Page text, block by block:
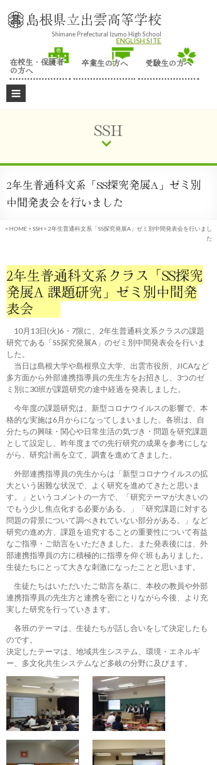
content 島根県立出雲高等学校
Shimane Prefectural Izumo High School
ENGLISH SITE
在校生・保護者
の方へ
卒業生の方へ 受験生の方へ
SSH
2年生普通科文系「SS探究発展A」ゼミ別
中間発表会を行いました
> HOME > SSH > 2年生普通科文系「SS探究発展A」ゼミ別中間発表会を行いまし
た
2年生普通科文系クラス「SS探究
発展A 課題研究」ゼミ別中間発
表会
10月13日(火)6・7限に、2年生普通科文系クラスの課題
研究である「SS探究発展A」のゼミ別中間発表会を行いま
した。
当日は島根大学や島根県立大学、出雲市役所、JICAなど
多方面から外部連携指導員の先生方をお招きし、3つのゼ
ミ別に30班が課題研究の途中経過を発表しました。
今年度の課題研究は、新型コロナウイルスの影響で、本
格的な実施は6月からになってしまいました。各班は、自
分たちの興味・関心や日常生活の気づき・問題を研究課題
として設定し、昨年度までの先行研究の成果を参考にしな
がら、研究計画を立て、調査を進めてきました。
外部連携指導員の先生からは「新型コロナウイルスの拡
大という困難な状況で、よく研究を進めてきたと思いま
す。」というコメントの一方で、「研究テーマが大きいの
でもう少し焦点化する必要がある。」「研究課題に対する
問題の背景について調べきれていない部分がある。」など
研究の進め方、課題を追究することの重要性について有益
なご指導・ご助言をいただきました。また発表後には、外
部連携指導員の方に積極的に指導を仰ぐ班もありました。
生徒たちにとって大きな刺激になったことと思います。
生徒たちはいただいたご助言を基に、本校の教員や外部
連携指導員の先生方と連携を密にとりながら今後、より充
実した研究を行っていきます。
各班のテーマは、生徒たちが話し合いをして決定したも
のです。
決定したテーマは、地域共生システム、環境・エネルギ
ー、多文化共生システムなど多岐の分野に及びます。